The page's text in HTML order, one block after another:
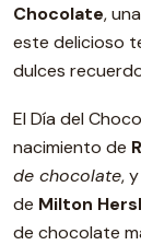
Chocolate,
este delicioso
dulces
El Día del
nacimiento de
de chocolate,
de Milton
de chocolate